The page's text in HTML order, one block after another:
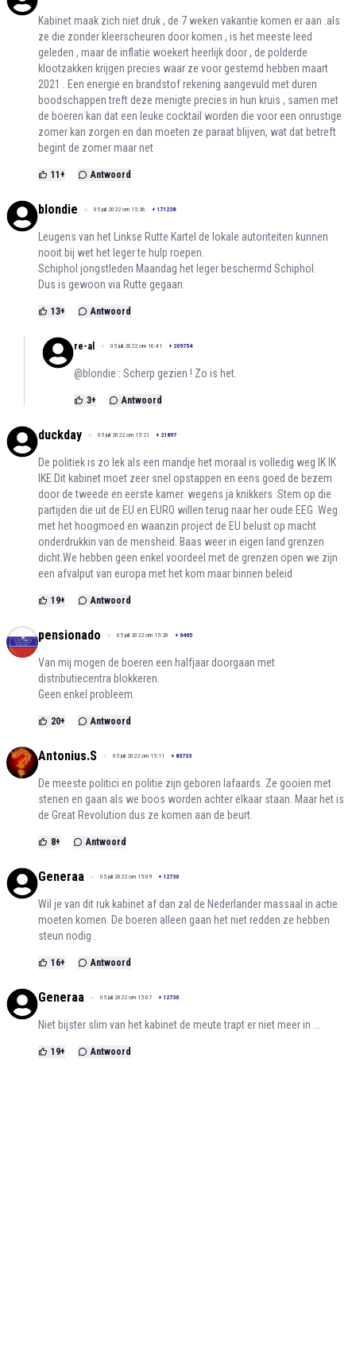
Kabinet maak zich niet druk , de 7 weken vakantie komen er aan .als
ze die zonder kleerscheuren door komen , is het meeste leed
geleden , maar de inflatie woekert heerlijk door , de polderde
klootzakken krijgen precies waar ze voor gestemd hebben maart
2021 . Een energie en brandstof rekening aangevuld met duren
boodschappen treft deze menigte precies in hun kruis , samen met
de boeren kan dat een leuke cocktail worden die voor een onrustige
zomer kan zorgen en dan moeten ze paraat blijven, wat dat betreft
begint de zomer maar net
11 + Antwoord
blondie 05 juli 2022 om 15:36 + 171238
Leugens van het Linkse Rutte Kartel de lokale autoriteiten kunnen
nooit bij wet het leger te hulp roepen.
Schiphol jongstleden Maandag het leger beschermd Schiphol.
Dus is gewoon via Rutte gegaan.
13+ Antwoord
re-al 05 juli 2022 om 16:41 + 209754
@blondie : Scherp gezien ! Zo is het.
3+ Antwoord
duckday 05 juli 2022 om 15:21 + 21897
De politiek is zo lek als een mandje het moraal is volledig weg IK IK
IKE.Dit kabinet moet zeer snel opstappen en eens goed de bezem
door de tweede en eerste kamer. wegens ja knikkers .Stem op die
partijden die uit de EU en EURO willen terug naar her oude EEG .Weg
met het hoogmoed en waanzin project de EU belust op macht
onderdrukkin van de mensheid. Baas weer in eigen land grenzen
dicht.We hebben geen enkel voordeel met de grenzen open we zijn
een afvalput van europa met het kom maar binnen beleid
19+ Antwoord
pensionado 05 juli 2022 om 15:20 + 6465
Van mij mogen de boeren een halfjaar doorgaan met
distributiecentra blokkeren.
Geen enkel probleem.
20+ Antwoord
Antonius.S 05 juli 2022 om 15:11 + 83733
De meeste politici en politie zijn geboren lafaards. Ze gooien met
stenen en gaan als we boos worden achter elkaar staan. Maar het is
de Great Revolution dus ze komen aan de beurt.
8+ Antwoord
Generaa 05 juli 2022 om 15:09 + 12730
Wil je van dit ruk kabinet af dan zal de Nederlander massaal in actie
moeten komen. De boeren alleen gaan het niet redden ze hebben
steun nodig .
16+ Antwoord
Generaa 05 juli 2022 om 15:07 + 12730
Niet bijster slim van het kabinet de meute trapt er niet meer in ...
19+ Antwoord